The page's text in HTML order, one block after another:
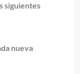
siguientes
nueva